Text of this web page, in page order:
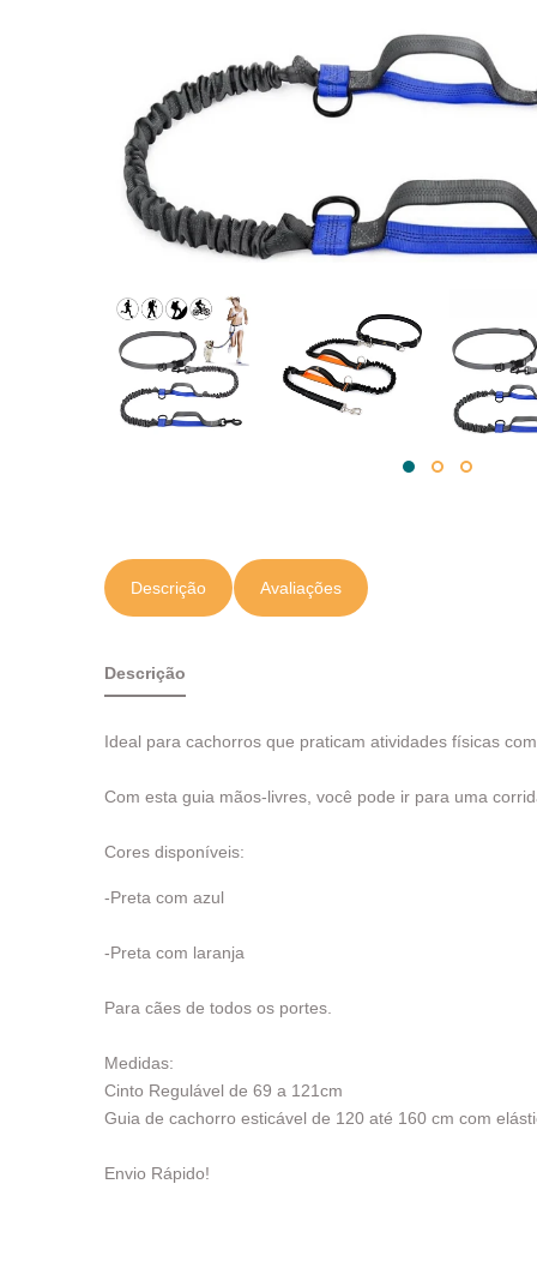
Descrição Avaliações
Descrição
Ideal para cachorros que praticam atividades físicas
Com esta guia mãos-livres, você pode ir para uma
Cores disponíveis:
-Preta com azul
-Preta com laranja
Para cães de todos os portes.
Medidas:
Cinto Regulável de 69 a 121cm
Guia de cachorro esticável de 120 até 160 cm com
Envio Rápido!